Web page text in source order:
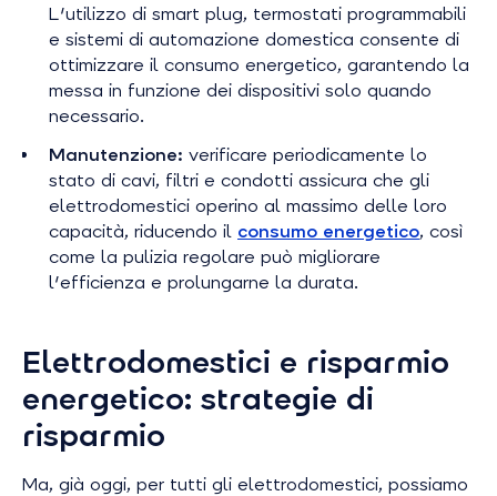
L'utilizzo di smart plug, termostati programmabili
e sistemi di automazione domestica consente di
ottimizzare il consumo energetico, garantendo la
messa in funzione dei dispositivi solo quando
necessario.
Manutenzione: verificare periodicamente lo
stato di cavi, filtri e condotti assicura che gli
elettrodomestici operino al massimo delle loro
capacità, riducendo il consumo energetico, così
come la pulizia regolare può migliorare
l'efficienza e prolungarne la durata.
Elettrodomestici e risparmio
energetico: strategie di
risparmio
Ma, già oggi, per tutti gli elettrodomestici, possiamo